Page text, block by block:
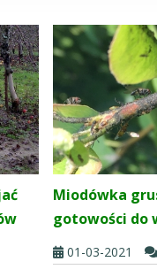
Miodówka
gotowości do
01-03-2021